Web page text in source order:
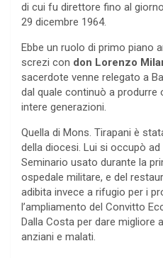
di cui fu direttore fino al
29 dicembre 1964.
Ebbe un ruolo di primo piano
screzi con don Lorenzo
sacerdote venne relegato a
dal quale continuò a produrre
intere generazioni.
Quella di Mons. Tirapani è
della diocesi. Lui si occupò
Seminario usato durante la
ospedale militare, e del
adibita invece a rifugio per i
l’ampliamento del Convitto
Dalla Costa per dare migliore
anziani e malati.